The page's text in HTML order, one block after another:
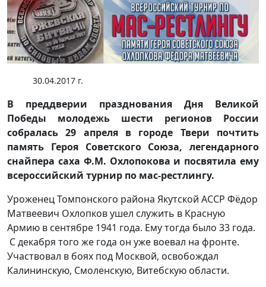
30.04.2017 г.
В преддверии празднования Дня Великой
Победы молодежь шести регионов России
собралась 29 апреля в городе Твери почтить
память Героя Советского Союза, легендарного
снайпера саха Ф.М. Охлопокова и посвятила ему
всероссийский турнир по мас-рестлингу.
Уроженец Томпонского района Якутской АССР Фёдор
Матвеевич Охлопков ушел служить в Красную
Армию в сентябре 1941 года. Ему тогда было 33 года.
С декабря того же года он уже воевал на фронте.
Участвовал в боях под Москвой, освобождал
Калининскую, Смоленскую, Витебскую области.